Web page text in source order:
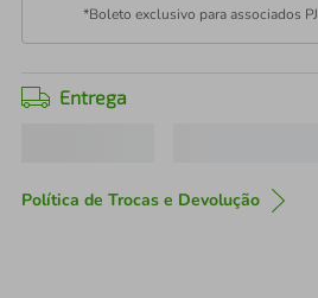
*Boleto exclusivo para associados PJ
Entrega
Política de Trocas e Devolução